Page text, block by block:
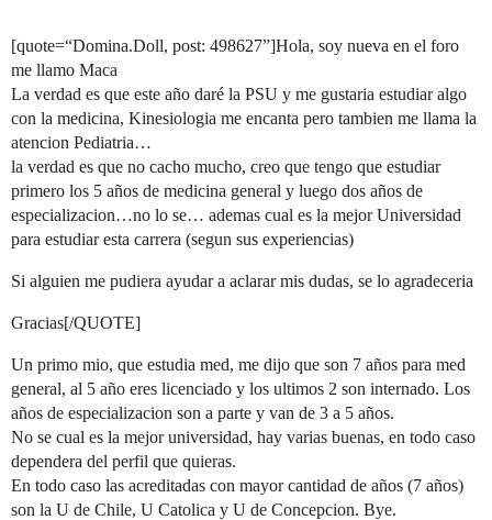
[quote=“Domina.Doll, post: 498627”]Hola, soy nueva en el foro
me llamo Maca
La verdad es que este año daré la PSU y me gustaria estudiar algo
con la medicina, Kinesiologia me encanta pero tambien me llama la
atencion Pediatria…
la verdad es que no cacho mucho, creo que tengo que estudiar
primero los 5 años de medicina general y luego dos años de
especializacion…no lo se… ademas cual es la mejor Universidad
para estudiar esta carrera (segun sus experiencias)
Si alguien me pudiera ayudar a aclarar mis dudas, se lo agradeceria
Gracias[/QUOTE]
Un primo mio, que estudia med, me dijo que son 7 años para med
general, al 5 año eres licenciado y los ultimos 2 son internado. Los
años de especializacion son a parte y van de 3 a 5 años.
No se cual es la mejor universidad, hay varias buenas, en todo caso
dependera del perfil que quieras.
En todo caso las acreditadas con mayor cantidad de años (7 años)
son la U de Chile, U Catolica y U de Concepcion. Bye.